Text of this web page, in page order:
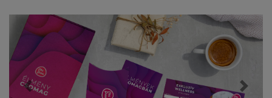
Előző